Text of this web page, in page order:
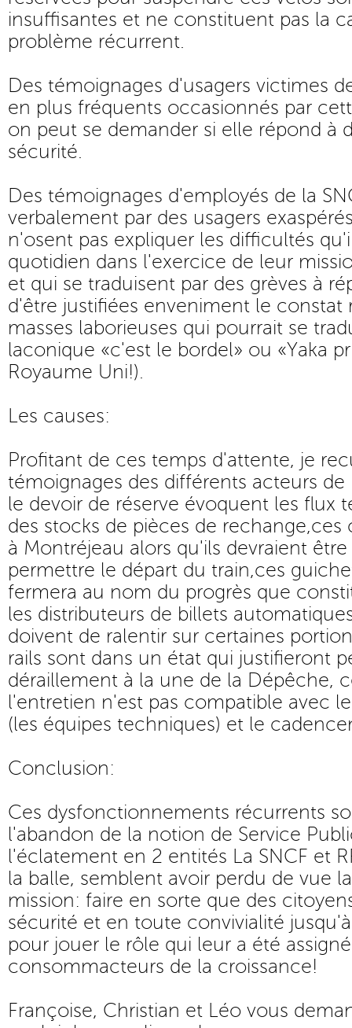
insuffisantes et ne constituent pas la
problème récurrent.
Des témoignages d'usagers victimes
en plus fréquents occasionnés par
on peut se demander si elle répond à
sécurité.
Des témoignages d'employés de la
verbalement par des usagers
n'osent pas expliquer les difficultés
quotidien dans l'exercice de leur
et qui se traduisent par des grèves à
d'être justifiées enveniment le constat
masses laborieuses qui pourrait se
laconique «c'est le bordel» ou «Yaka
Royaume Uni!).
Les causes:
Profitant de ces temps d'attente, je
témoignages des différents acteurs de
le devoir de réserve évoquent les flux
des stocks de pièces de
à Montréjeau alors qu'ils devraient
permettre le départ du train,ces
fermera au nom du progrès que
les distributeurs de billets
doivent de ralentir sur certaines
rails sont dans un état qui justifieront
déraillement à la une de la Dépêche,
l'entretien n'est pas compatible avec
(les équipes techniques) et le
Conclusion:
Ces dysfonctionnements récurrents
l'abandon de la notion de Service
l'éclatement en 2 entités La SNCF et
la balle, semblent avoir perdu de vue
mission: faire en sorte que des
sécurité et en toute convivialité
pour jouer le rôle qui leur a été
consommacteurs de la croissance!
Françoise, Christian et Léo vous